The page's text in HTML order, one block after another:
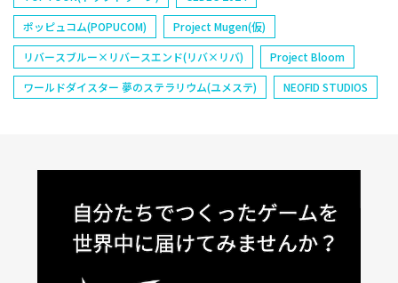
ポッピュコム(POPUCOM)
Project Mugen(仮)
リバースブルー×リバースエンド(リバ×リバ)
Project Bloom
ワールドダイスター 夢のステラリウム(ユメステ)
NEOFID STUDIOS